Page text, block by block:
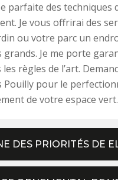
parfaite des techniques
Je vous offrirai des
ou votre parc un
grands. Je me porte
règles de l’art.
Pouilly pour le
de votre espace vert.
DES PRIORITÉS DE